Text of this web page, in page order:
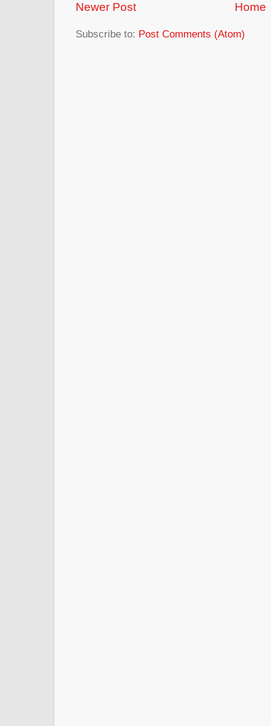
Newer Post Home
Subscribe to: Post Comments (Atom)